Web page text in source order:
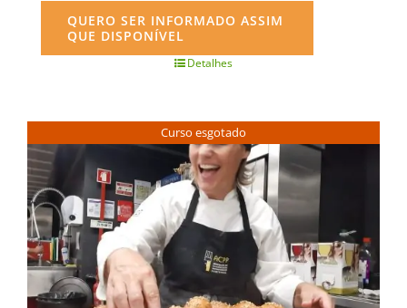
QUERO SER INFORMADO ASSIM
QUE DISPONÍVEL
Detalhes
Curso esgotado